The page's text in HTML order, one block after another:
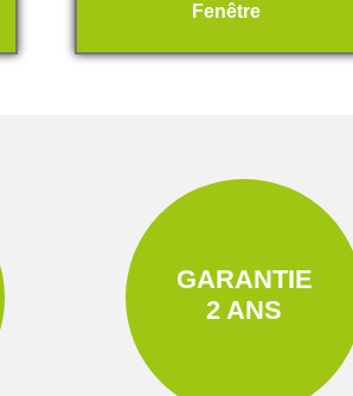
Fenêtre
GARANTIE
2 ANS